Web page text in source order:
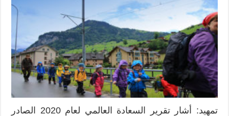
تمهيد: أشار تقرير السعادة العالمي لعام 2020 الصادر